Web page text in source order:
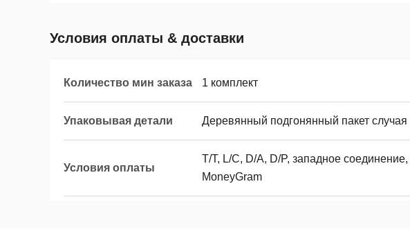
Условия оплаты & доставки
Количество мин заказа 1 комплект
Упаковывая детали Деревянный подгонянный пакет случая
Условия оплаты
T/T, L/C, D/A, D/P, западное соединение,
MoneyGram